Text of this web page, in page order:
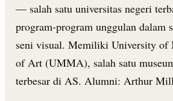
— salah satu universitas negeri
program-program unggulan dalam
seni visual. Memiliki University of
of Art (UMMA), salah satu
terbesar di AS. Alumni: Arthur